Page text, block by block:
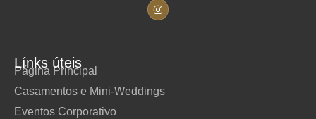
Línks úteis
Página Principal
Casamentos e Mini-Weddings
Eventos Corporativo